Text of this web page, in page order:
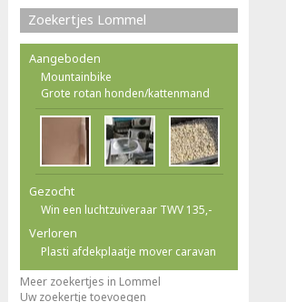
Zoekertjes Lommel
Aangeboden
Mountainbike
Grote rotan honden/kattenmand
Gezocht
Win een luchtzuiveraar TWV 135,-
Verloren
Plasti afdekplaatje mover caravan
Meer zoekertjes in Lommel
Uw zoekertje toevoegen